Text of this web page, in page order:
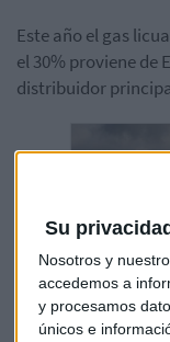
Su
Nosotros y
accedemos a
y procesamos
únicos e
Este año el gas
el 30% proviene de
distribuidor